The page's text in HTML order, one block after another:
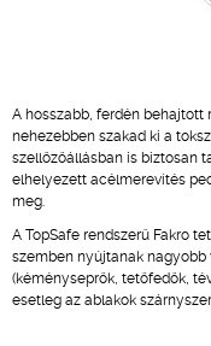
A hosszabb, ferdén behajtott
nehezebben szakad ki a
szellőzőállásban is biztosan
elhelyezett acélmerevítés
meg.
A TopSafe rendszerű Fakro
szemben nyújtanak
(kéményseprők, tetőfedők,
esetleg az ablakok